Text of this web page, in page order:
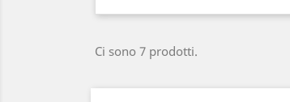
Ci sono 7 prodotti.